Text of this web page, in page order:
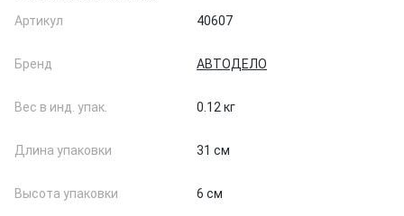
Артикул
40607
Бренд АВТОДЕЛО
Вес в инд. упак. 0.12 кг
Длина упаковки 31 см
Высота упаковки 6 см